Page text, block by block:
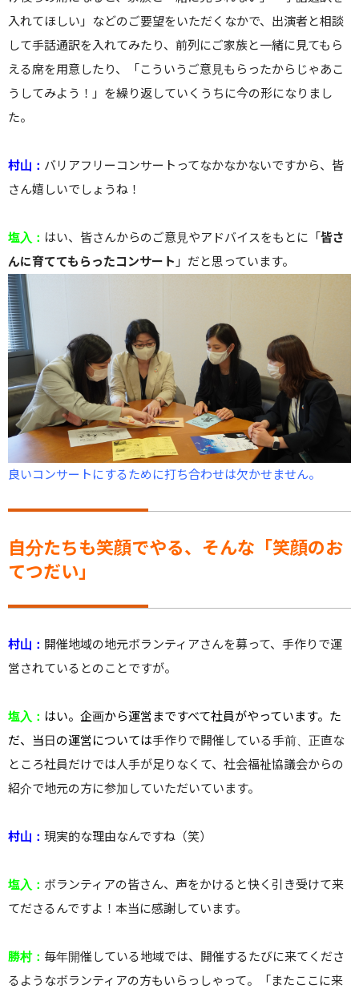
入れてほしい」などのご要望をいただくなかで、出演者と相談
して手話通訳を入れてみたり、前列にご家族と一緒に見てもら
える席を用意したり、「こういうご意見もらったからじゃあこ
うしてみよう！」を繰り返していくうちに今の形になりまし
た。
村山： バリアフリーコンサートってなかなかないですから、皆
さん嬉しいでしょうね！
塩入： はい、皆さんからのご意見やアドバイスをもとに「 皆さ
んに育ててもらったコンサート 」だと思っています。
良いコンサートにするために打ち合わせは欠かせません。
自分たちも笑顔でやる、そんな「笑顔のお
てつだい」
村山： 開催地域の地元ボランティアさんを募って、手作りで運
営されているとのことですが。
塩入： はい。企画から運営まですべて社員がやっています。た
だ、当日の運営については手作りで開催している手前、正直な
ところ社員だけでは人手が足りなくて、社会福祉協議会からの
紹介で地元の方に参加していただいています。
村山： 現実的な理由なんですね（笑）
塩入： ボランティアの皆さん、声をかけると快く引き受けて来
てださるんですよ！本当に感謝しています。
勝村： 毎年開催している地域では、開催するたびに来てくださ
るようなボランティアの方もいらっしゃって。「またここに来